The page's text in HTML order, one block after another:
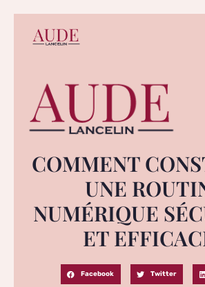
COMMENT
UNE
NUMÉRIQUE
ET
Facebook Twitter